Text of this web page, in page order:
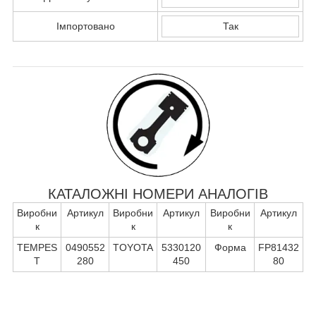
Імпортовано Так
КАТАЛОЖНІ НОМЕРИ АНАЛОГІВ
Виробни
к
Артикул
Виробни
к
Артикул
Виробни
к
Артикул
TEMPES
T
0490552
280
TOYOTA
5330120
450
Форма
FP81432
80